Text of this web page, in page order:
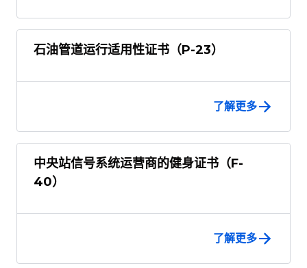
石油管道运行适用性证书（P-23）
了解更多
中央站信号系统运营商的健身证书（F-
40）
了解更多